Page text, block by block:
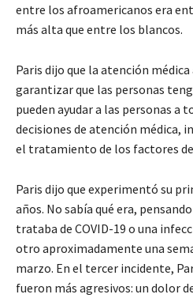
entre los afroamericanos era
más alta que entre los blancos.
Paris dijo que la atención
garantizar que las personas
pueden ayudar a las personas a
decisiones de atención médica,
el tratamiento de los factores
Paris dijo que experimentó su
años. No sabía qué era,
trataba de COVID-19 o una
otro aproximadamente una
marzo. En el tercer incidente,
fueron más agresivos: un dolor